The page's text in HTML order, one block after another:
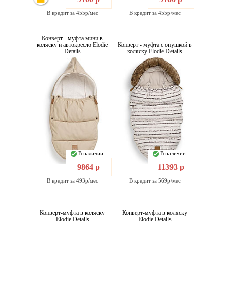
В кредит за 455р/мес В кредит за 455р/мес
Конверт - муфта мини в
коляску и автокресло Elodie
Details
В наличии
9864 р
В кредит за 493р/мес
Конверт - муфта с опушкой в
коляску Elodie Details
В наличии
11393 р
В кредит за 569р/мес
Конверт-муфта в коляску
Elodie Details
Конверт-муфта в коляску
Elodie Details